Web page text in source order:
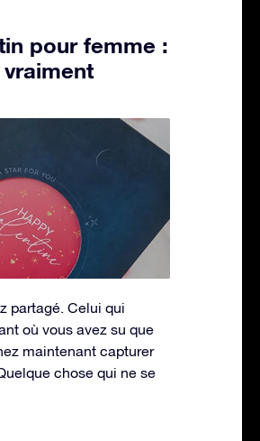
pour femme :
partagé. Celui qui
où vous avez su que
maintenant capturer
chose qui ne se